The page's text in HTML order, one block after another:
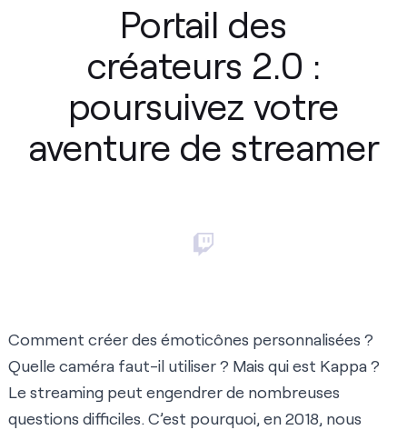
Portail des
créateurs 2.0 :
poursuivez votre
aventure de streamer
Comment créer des émoticônes personnalisées ?
Quelle caméra faut-il utiliser ? Mais qui est Kappa ?
Le streaming peut engendrer de nombreuses
questions difficiles. C’est pourquoi, en 2018, nous